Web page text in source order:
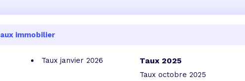
immobilier
Taux janvier 2026 Taux 2025
Taux octobre 2025